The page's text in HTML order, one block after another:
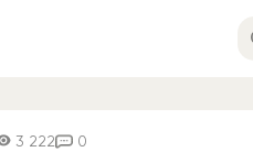
3 222 0